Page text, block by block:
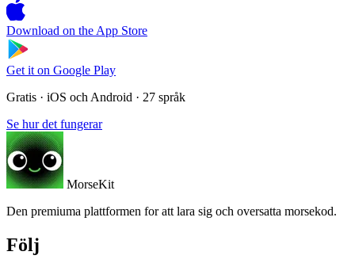
Download on the App Store
Get it on Google Play
Gratis · iOS och Android · 27 språk
Se hur det fungerar
MorseKit
Den premiuma plattformen for att lara sig och oversatta morsekod.
Följ